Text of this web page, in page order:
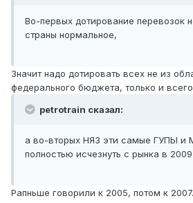
Во-первых дотирование перевозок
страны нормальное,
Значит надо дотировать всех не из
федерального бюджета, только и
petrotrain сказал:
а во-вторых НЯЗ эти самые ГУПЫ
полностью исчезнуть с рынка в
Рапньше говорили к 2005, потом к